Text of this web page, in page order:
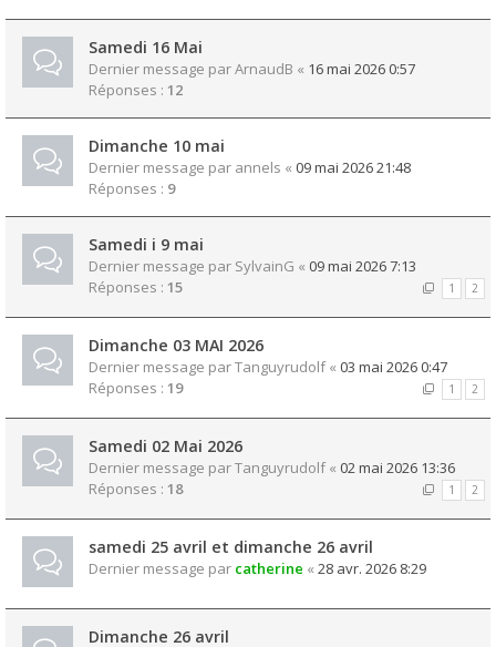
Samedi 16 Mai
Dernier message parArnaudB « 16 mai 2026 0:57
Réponses : 12
Dimanche 10 mai
Dernier message par annels « 09 mai 2026 21:48
Réponses : 9
Samedi i 9 mai
Dernier message par SylvainG « 09 mai 2026 7:13
Réponses : 15 1 2
Dimanche 03 MAI 2026
Dernier message parTanguyrudolf« 03 mai 2026 0:47
Réponses : 19 1 2
Samedi 02 Mai 2026
Dernier message parTanguyrudolf« 02 mai 2026 13:36
Réponses : 18 1 2
samedi 25 avril et dimanche 26 avril
Dernier message par catherine « 28 avr. 2026 8:29
Dimanche 26 avril